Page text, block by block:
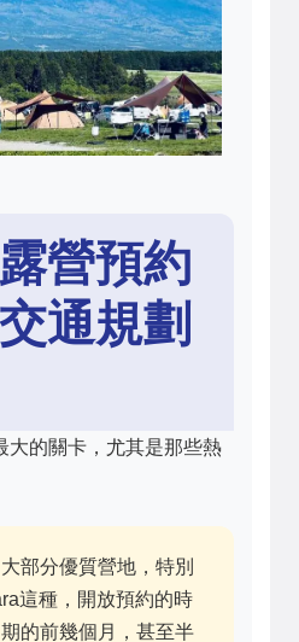
營預約
通規劃
大的關卡，尤其是那些熱
大部分優質營地，特別
這種，開放預約的時
的前幾個月，甚至半